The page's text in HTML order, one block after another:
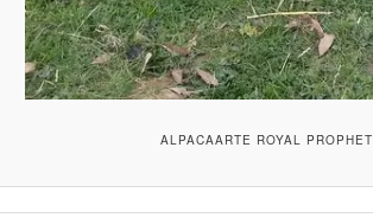
ALPACAARTE ROYAL PROPHET